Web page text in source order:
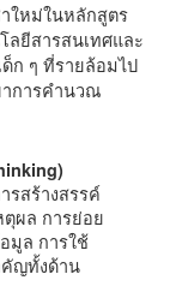
ใหม่ในหลักสูตร
ลยีสารสนเทศและ
ก ๆ ที่รายล้อมไป
การคำนวณ
รสร้างสรรค์
ผล การย่อย
มูล การใช้
ญทั้งด้าน